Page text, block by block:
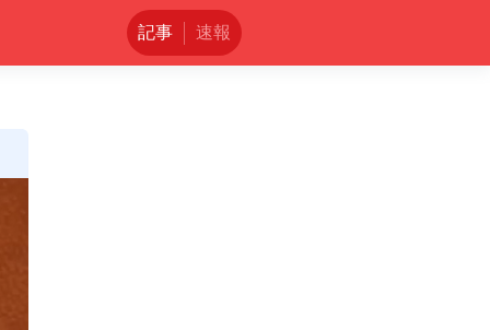
記事 速報